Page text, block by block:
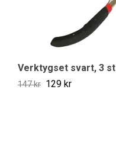
Verktygset svart, 3 st
147 kr 129 kr